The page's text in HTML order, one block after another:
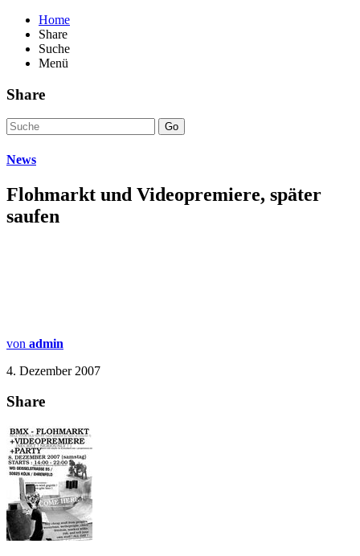
Home
Share
Suche
Menü
Share
Go
News
Flohmarkt und Videopremiere, später
saufen
von admin
4. Dezember 2007
Share